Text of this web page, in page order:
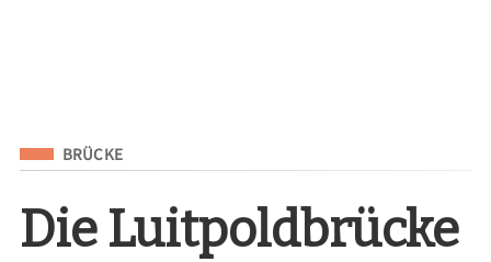
Eingeordnet unter
BRÜCKE
Die Luitpoldbrücke